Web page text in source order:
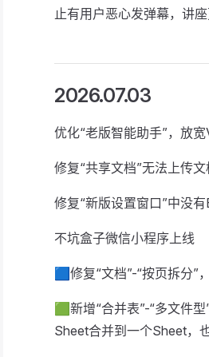
止有用户恶心发弹幕，讲
2026.07.03
优化“老版智能助手”，放
修复“共享文档”无法上传
修复“新版设置窗口”中没
不坑盒子微信小程序上线
🟦修复“文档”-“按页拆分”
🟩新增“合并表”-“多文件
Sheet合并到一个Sheet，